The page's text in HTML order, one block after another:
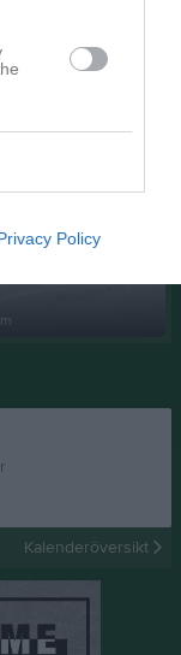
Policy
Kalenderöversikt